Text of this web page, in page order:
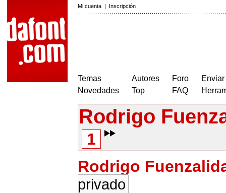
Mi cuenta | Inscripción
Temas
Novedades
Autores
Top
Foro
FAQ
Rodrigo
1
Rodrigo
privado